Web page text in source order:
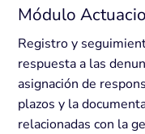
Módulo
Registro y
respuesta a las
asignación de
plazos y la
relacionadas con la